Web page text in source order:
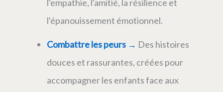
l'empathie, l'amitié, la résilience et
l'épanouissement émotionnel.
Combattre les peurs → Des histoires
douces et rassurantes, créées pour
accompagner les enfants face aux